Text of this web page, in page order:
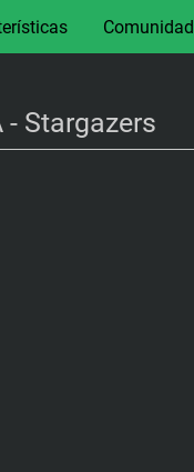
Comunidad
- Stargazers